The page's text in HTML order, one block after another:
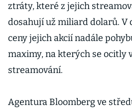
ztráty, které z jejich
dosahují už miliard dolarů. V
ceny jejich akcií nadále
maximy, na kterých se ocitly
streamování.
Agentura Bloomberg ve